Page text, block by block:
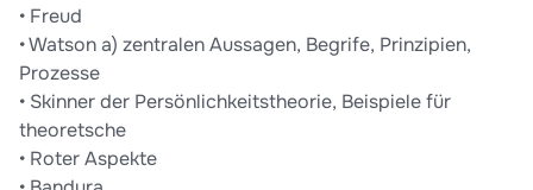
• Freud
• Watson a) zentralen Aussagen, Begrife, Prinzipien,
Prozesse
• Skinner der Persönlichkeitstheorie, Beispiele für
theoretsche
• Roter Aspekte